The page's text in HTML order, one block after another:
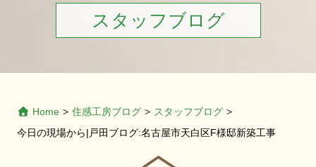
スタッフブログ
Home > 住感工房ブログ > スタッフブログ >
今日の現場から|戸田ブログ:名古屋市天白区F様邸新築工事